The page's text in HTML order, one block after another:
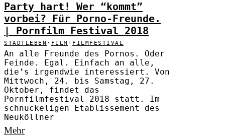
Party hart! Wer “kommt”
vorbei? Für Porno-Freunde.
| Pornfilm Festival 2018
STADTLEBEN · FILM · FILMFESTIVAL
An alle Freunde des Pornos. Oder
Feinde. Egal. Einfach an alle,
die’s irgendwie interessiert. Von
Mittwoch, 24. bis Samstag, 27.
Oktober, findet das
Pornfilmfestival 2018 statt. Im
schnuckeligen Etablissement des
Neuköllner
Mehr